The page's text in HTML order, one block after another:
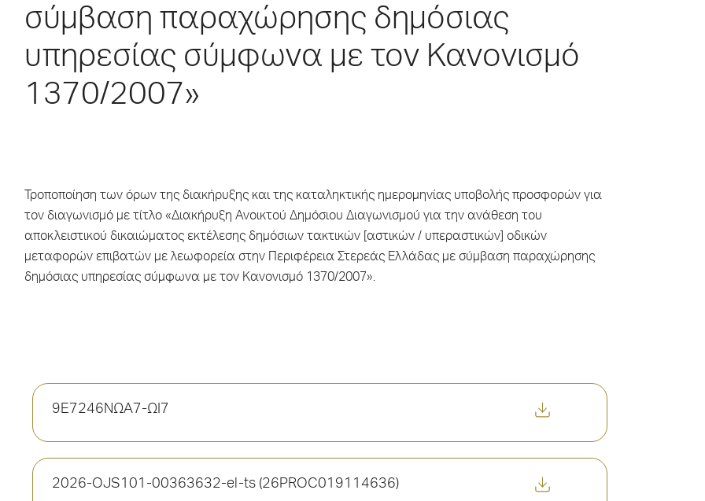
σύμβαση παραχώρησης δημόσιας
υπηρεσίας σύμφωνα με τον Κανονισμό
1370/2007»
Τροποποίηση των όρων της διακήρυξης και της καταληκτικής ημερομηνίας υποβολής προσφορών για
τον διαγωνισμό με τίτλο «Διακήρυξη Ανοικτού Δημόσιου Διαγωνισμού για την ανάθεση του
αποκλειστικού δικαιώματος εκτέλεσης δημόσιων τακτικών [αστικών / υπεραστικών] οδικών
μεταφορών επιβατών με λεωφορεία στην Περιφέρεια Στερεάς Ελλάδας με σύμβαση παραχώρησης
δημόσιας υπηρεσίας σύμφωνα με τον Κανονισμό 1370/2007».
9Ε7246ΝΩΑ7-ΩΙ7
2026-OJS101-00363632-el-ts (26PROC019114636)